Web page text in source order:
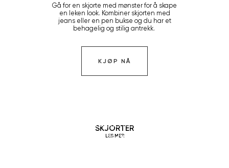
Gå for en skjorte med mønster for å skape
en leken look. Kombiner skjorten med
jeans eller en pen bukse og du har et
behagelig og stilig antrekk.
KJØP NÅ
SKJORTER
LES MER
historie helt
tilbake til antikken